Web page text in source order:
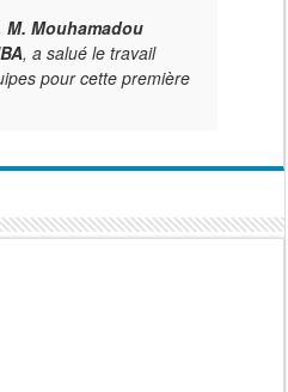
M. Mouhamadou
, a salué le travail
pour cette première